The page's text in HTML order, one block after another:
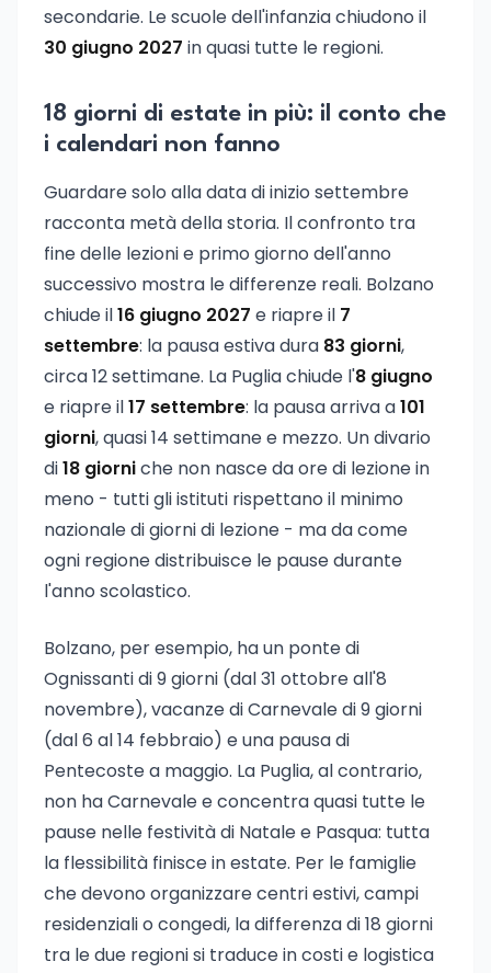
secondarie. Le scuole dell'infanzia chiudono il
30 giugno 2027 in quasi tutte le regioni.
18 giorni di estate in più: il conto che
i calendari non fanno
Guardare solo alla data di inizio settembre
racconta metà della storia. Il confronto tra
fine delle lezioni e primo giorno dell'anno
successivo mostra le differenze reali. Bolzano
chiude il16 giugno 2027 e riapre il 7
settembre: la pausa estiva dura 83 giorni,
circa 12 settimane. La Puglia chiude l'8 giugno
e riapre il17 settembre: la pausa arriva a101
giorni, quasi 14 settimane e mezzo. Un divario
di18 giorniche non nasce da ore di lezione in
meno - tutti gli istituti rispettano il minimo
nazionale di giorni di lezione - ma da come
ogni regione distribuisce le pause durante
l'anno scolastico.
Bolzano, per esempio, ha un ponte di
Ognissanti di 9 giorni (dal 31 ottobre all'8
novembre), vacanze di Carnevale di 9 giorni
(dal 6 al 14 febbraio) e una pausa di
Pentecoste a maggio. La Puglia, al contrario,
non ha Carnevale e concentra quasi tutte le
pause nelle festività di Natale e Pasqua: tutta
la flessibilità finisce in estate. Per le famiglie
che devono organizzare centri estivi, campi
residenziali o congedi, la differenza di 18 giorni
tra le due regioni si traduce in costi e logistica